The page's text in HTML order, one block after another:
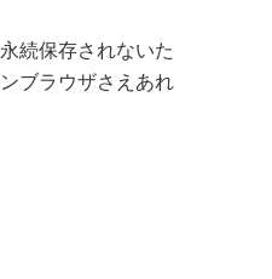
続保存されないた
ブラウザさえあれ